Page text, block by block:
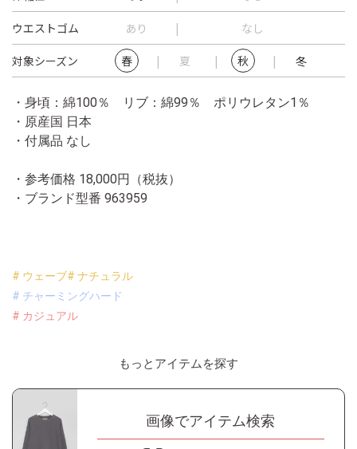
ウエストゴム あり なし
対象シーズン 春 夏 秋 冬
・身頃：綿100％ リブ：綿99％ ポリウレタン1％
・原産国 日本
・付属品 なし
・参考価格 18,000円（税抜）
・ブランド型番 963959
# ウェーブ# ナチュラル
# チャーミングハード
# カジュアル
もっとアイテムを探す
画像でアイテム検索